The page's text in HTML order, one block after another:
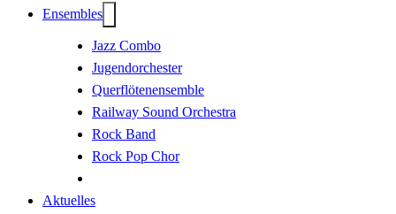
Ensembles
Jazz Combo
Jugendorchester
Querflöten­ensemble
Railway Sound Orchestra
Rock Band
Rock Pop Chor
Aktuelles